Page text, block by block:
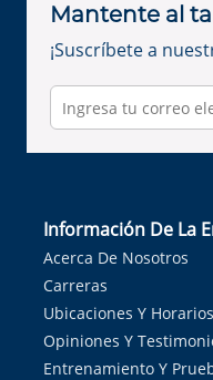
Mantente al
¡Suscríbete a
Información De La
Acerca De Nosotros
Carreras
Ubicaciones Y Horarios
Opiniones Y
Entrenamiento Y